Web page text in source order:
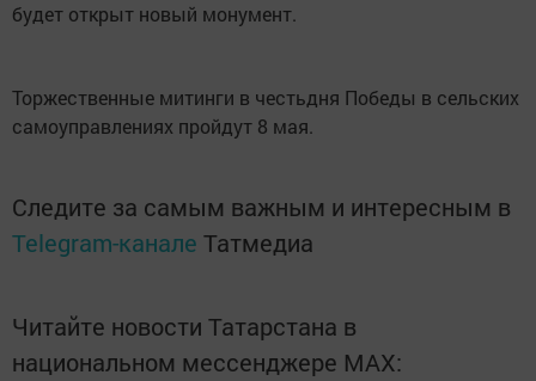
будет открыт новый монумент.
Торжественные митинги в честьдня Победы в сельских
самоуправлениях пройдут 8 мая.
Следите за самым важным и интересным в
Telegram-канале Татмедиа
Читайте новости Татарстана в
национальном мессенджере MАХ: